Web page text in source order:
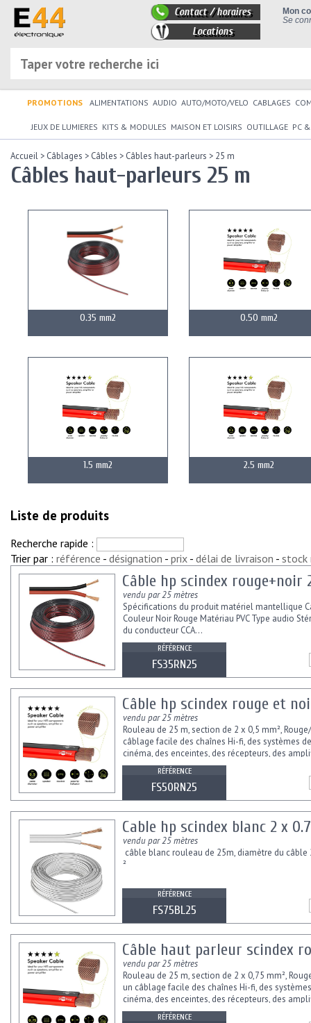
Mon
Se
Contact / horaires
Locations
PROMOTIONS ALIMENTATIONS AUDIO AUTO/MOTO/VELO CABLAGES
JEUX DE LUMIERES KITS & MODULES MAISON ET LOISIRS OUTILLAGE PC
Accueil > Câblages > Câbles > Câbles haut-parleurs > 25 m
Câbles haut-parleurs 25 m
0.35 mm2 0.50 mm2
1.5 mm2 2.5 mm2
Liste de produits
Trier par : référence - désignation - prix - délai de livraison - stock
Recherche rapide :
Câble hp scindex rouge+noir
vendu par 25 mètres
Spécifications du produit matériel mantellique
Couleur Noir Rouge Matériau PVC Type audio
du conducteur CCA...
RÉFÉRENCE
FS35RN25
Câble hp scindex rouge et
vendu par 25 mètres
Rouleau de 25 m, section de 2 x 0,5 mm²,
câblage facile des chaînes Hi-fi, des systèmes
cinéma, des enceintes, des récepteurs, des
des amplificateurs de...
RÉFÉRENCE
FS50RN25
Cable hp scindex blanc 2 x
vendu par 25 mètres
câble blanc rouleau de 25m, diamètre du câble
²
RÉFÉRENCE
FS75BL25
Câble haut parleur scindex
vendu par 25 mètres
Rouleau de 25 m, section de 2 x 0,75 mm²,
un câblage facile des chaînes Hi-fi, des
cinéma, des enceintes, des récepteurs, des
des amplificateurs de...
RÉFÉRENCE